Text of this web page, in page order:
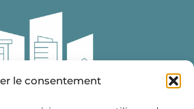
le consentement